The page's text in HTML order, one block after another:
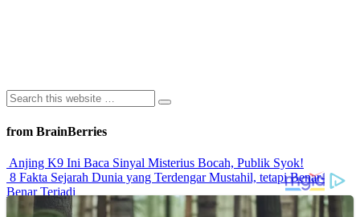
from BrainBerries
Anjing K9 Ini Baca Sinyal Misterius Bocah, Publik Syok!
8 Fakta Sejarah Dunia yang Terdengar Mustahil, tetapi Benar-
Benar Terjadi
Rahasia Sehat Sam Bimbo Yang Tetap Prima Di Usia Senja